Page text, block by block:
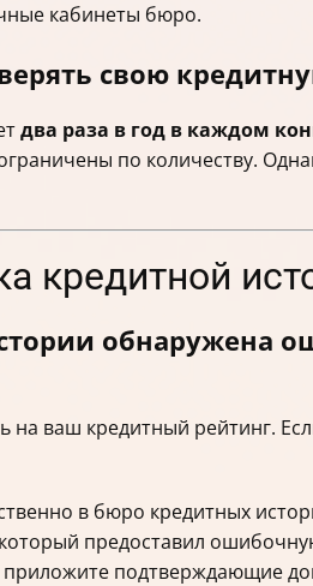
кабинеты бюро.
свою
два раза в год в каждом
по количеству.
кредитной
обнаружена
на ваш кредитный рейтинг.
в бюро кредитных
предоставил
подтверждающие